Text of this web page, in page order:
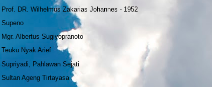
Prof. DR. Wilhelmus Zakarias Johannes - 1952
Supeno
Mgr. Albertus Sugiyopranoto
Teuku Nyak Arief
Supriyadi, Pahlawan Sejati
Sultan Ageng Tirtayasa